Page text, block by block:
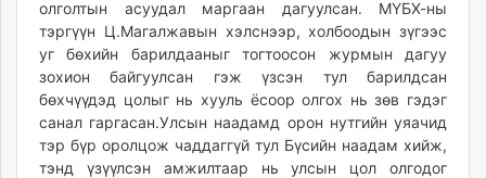
олголтын асуудал маргаан дагуулсан. МҮБХ-ны
тэргүүн Ц.Магалжавын хэлснээр, холбоодын зүгээс
уг бөхийн барилдааныг тогтоосон журмын дагуу
зохион байгуулсан гэж үзсэн тул барилдсан
бөхчүүдэд цолыг нь хууль ёсоор олгох нь зөв гэдэг
санал гаргасан.Улсын наадамд орон нутгийн уяачид
тэр бүр оролцож чаддаггүй тул Бүсийн наадам хийж,
тэнд үзүүлсэн амжилтаар нь улсын цол олгодог